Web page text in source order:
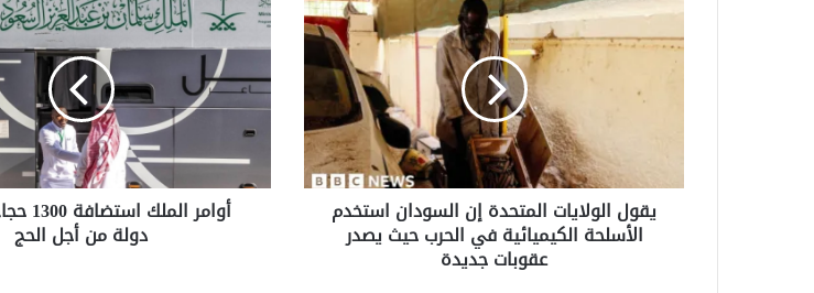
الولايات
المتحدة
إن
السودان
الكيميائية
في
الحربيقول الولايات المتحدة إن السودان استخدم
الأسلحة الكيميائية في الحرب حيث يصدر
عقوبات جديدة
الملك
استضافة
حجاج
من
100
دولة
من
دولة من أجل الحج